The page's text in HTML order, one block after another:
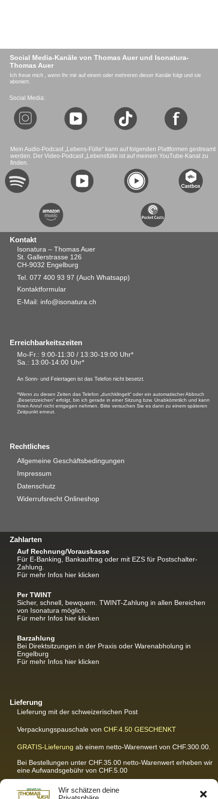
Wir schätzen deine
Social Media-Kanäle von Thomas Auer und Isonatura-
Thomas Auer
Ich freue mich , wenn Ihr mir auf einem oder mehreren dieser Kanäle folgt und sie
aboniert.
Social Media:
Mein Audio-Podcast „Lebens-Fülle“ kann auf folgenden Plattformen gestreamt
werden. Der Video-Podcast „Lebensfülle ist auf meinem YouTube-Kanal zu
finden.
Kontakt
Isonatura – Thomas Auer
St. Gallerstrasse 126
CH-9032 Engelburg
Tel. 077 400 93 97 (Auch Whatsapp)
Kontaktformular
E-Mail: info@isonatura.ch
Erreichbarkeitszeiten
Mo-Fr.: 9:00-11:30 / 13:30-19:00 Uhr*
Sa.: 13:00-14:00 Uhr*
An Sonn- und Feiertagen ist das Telefon nicht besetzt.
*Wenn zu diesen Zeiten das Telefon „durchklingelt“ oder ein automatischer Abbruch
„Besetztzeichen“ erfolgt, bin ich gerade in einer Sitzung bzw. Unabkömmlich und kann
Ihren Anruf nicht entgegen nehmen. Bitte versuchen Sie es dann zu einem späteren
Zeitpunkt erneut.
Rechtliches
Allgemeine Geschäftsbedingungen
Impressum
Datenschutz
Widerrufsrecht Onlineshop
Zahlarten
Auf Rechnung/Vorauskasse
Für E-Banking, Bankauftrag oder mit EZS für Postschalter-
Zahlung.
Für mehr Infos hier klicken
Per TWINT
Sicher, schnell, bewquem. TWINT-Zahlung in allen Bereichen
von Isonatura möglich.
Für mehr Infos hier klicken
Barzahlung
Bei Direktsitzungen in der Praxis oder Warenabholung in
Engelburg
Für mehr Infos hier klicken
Lieferung
Lieferung mit der schweizerischen Post
Verpackungspauschale von CHF.4.50 GESCHENKT
GRATIS-Lieferung ab einem netto-Warenwert von CHF.300.00.
Bei Bestellungen unter CHF.35.00 netto-Warenwert erheben wir
eine Aufwandsgebühr von CHF.5.00
<br
Für ausführliche Infos hier klicken